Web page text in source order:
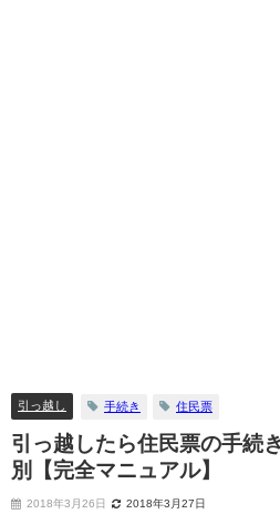
引っ越し 手続き 住民票
引っ越したら住民票の手続
別【完全マニュアル】
2018年3月26日 2018年3月27日